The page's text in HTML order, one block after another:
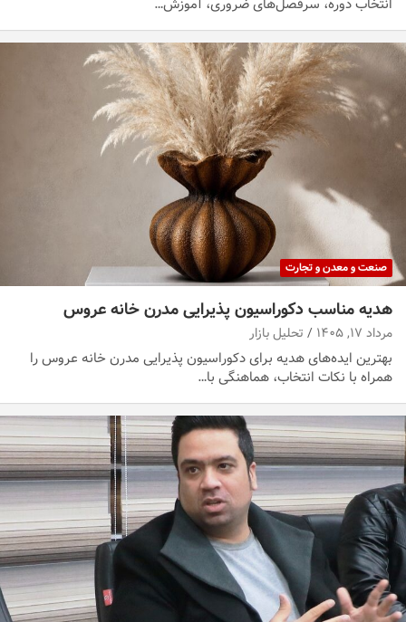
انتخاب دوره، سرفصل‌های ضروری، آموزش…
صنعت و معدن و تجارت
هدیه مناسب دکوراسیون پذیرایی مدرن خانه عروس
مرداد ۱۷, ۱۴۰۵ تحلیل بازار
بهترین ایده‌های هدیه برای دکوراسیون پذیرایی مدرن خانه عروس را
همراه با نکات انتخاب، هماهنگی با…